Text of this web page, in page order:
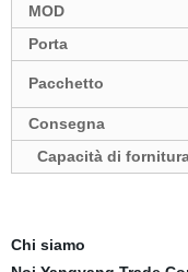
MOD
Porta
Pacchetto
Consegna
Capacità di
Chi siamo